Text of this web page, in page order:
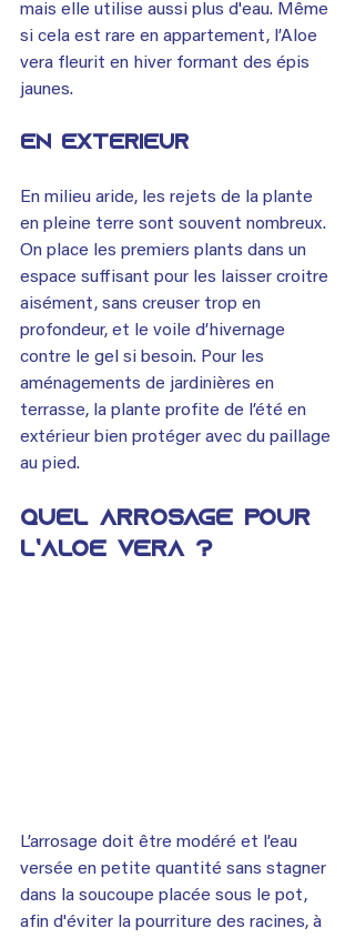
mais elle utilise aussi plus d'eau. Même
si cela est rare en appartement, l’Aloe
vera fleurit en hiver formant des épis
jaunes.
En extérieur
En milieu aride, les rejets de la plante
en pleine terre sont souvent nombreux.
On place les premiers plants dans un
espace suffisant pour les laisser croitre
aisément, sans creuser trop en
profondeur, et le voile d’hivernage
contre le gel si besoin. Pour les
aménagements de jardinières en
terrasse, la plante profite de l’été en
extérieur bien protéger avec du paillage
au pied.
Quel arrosage pour
l’Aloe vera ?
L’arrosage doit être modéré et l’eau
versée en petite quantité sans stagner
dans la soucoupe placée sous le pot,
afin d'éviter la pourriture des racines, à